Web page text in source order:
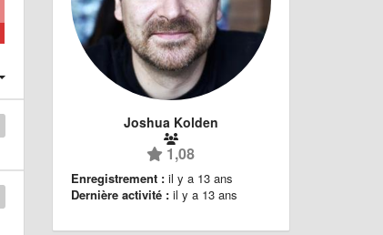
Joshua Kolden
1,08
Enregistrement : il y a 13 ans
Dernière activité : il y a 13 ans